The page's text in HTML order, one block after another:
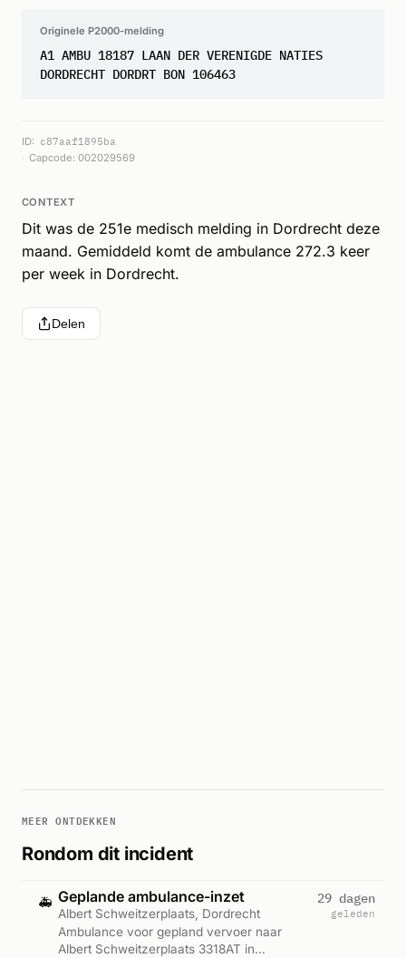
Originele P2000-melding
A1 AMBU 18187 LAAN DER VERENIGDE NATIES
DORDRECHT DORDRT BON 106463
ID: c87aaf1895ba
Capcode: 002029569
CONTEXT
Dit was de 251e medisch melding in Dordrecht deze
maand. Gemiddeld komt de ambulance 272.3 keer
per week in Dordrecht.
Delen
MEER ONTDEKKEN
Rondom dit incident
🚑 Geplande ambulance-inzet
Albert Schweitzerplaats, Dordrecht
Ambulance voor gepland vervoer naar
Albert Schweitzerplaats 3318AT in
29 dagen
geleden